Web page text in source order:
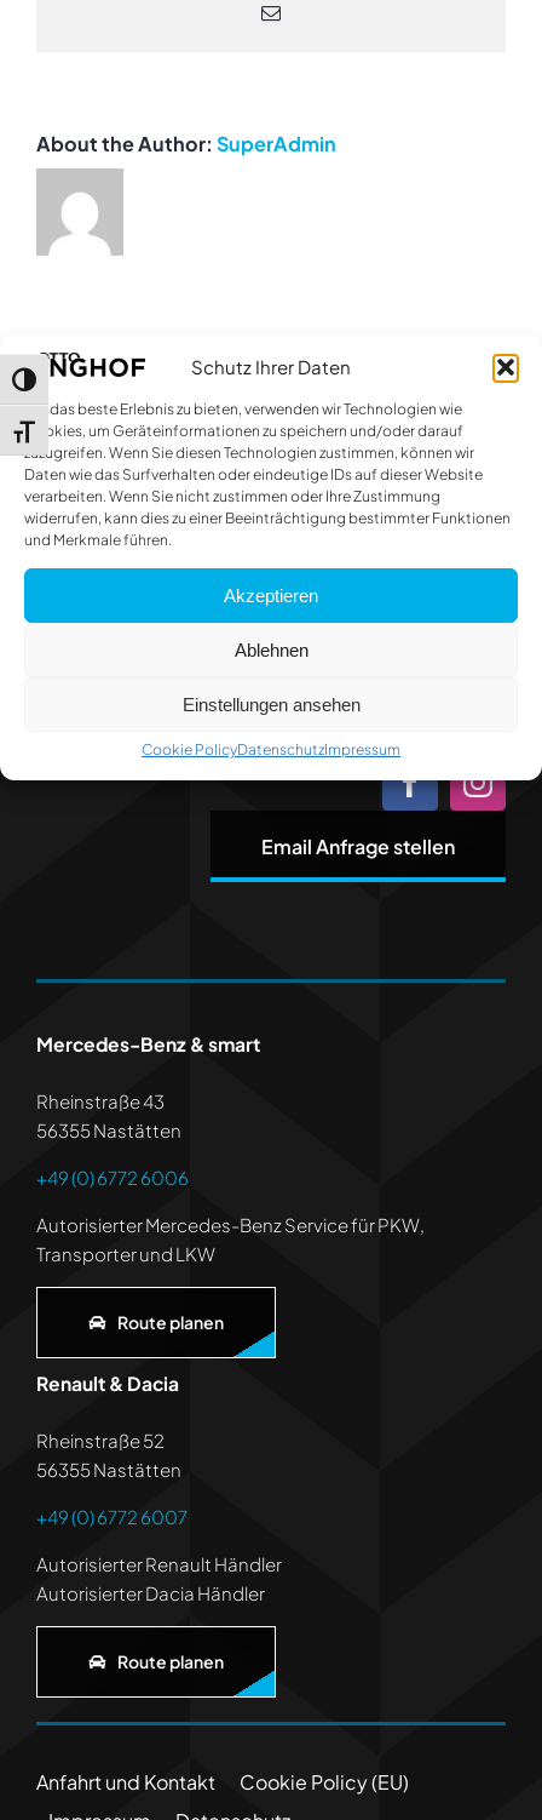
Schutz Ihrer Daten
Um das beste Erlebnis zu bieten, verwenden wir Technologien wie
Cookies, um Geräteinformationen zu speichern und/oder darauf
zuzugreifen. Wenn Sie diesen Technologien zustimmen, können wir
Daten wie das Surfverhalten oder eindeutige IDs auf dieser Website
verarbeiten. Wenn Sie nicht zustimmen oder Ihre Zustimmung
widerrufen, kann dies zu einer Beeinträchtigung bestimmter Funktionen
und Merkmale führen.
Akzeptieren
Ablehnen
Einstellungen ansehen
Cookie PolicyDatenschutzImpressum
Umschalten auf hohe Kontraste
Schrift vergrößern
Email
About the Author:SuperAdmin
Mehr als Auto.
Email Anfrage stellen
Mercedes-Benz & smart
Rheinstraße 43
56355 Nastätten
+49 (0) 6772 6006
Autorisierter Mercedes-Benz Service für PKW,
Transporter und LKW
Route planen
Renault & Dacia
Rheinstraße 52
56355 Nastätten
+49 (0) 6772 6007
Autorisierter Renault Händler
Autorisierter Dacia Händler
Route planen
Anfahrt und Kontakt
Cookie Policy (EU)